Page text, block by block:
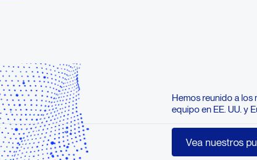
Hemos reunido a los
equipo en EE. UU. y
Vea nuestros